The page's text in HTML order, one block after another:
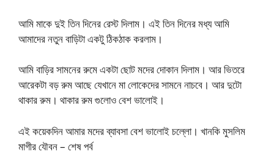
আমি মাকে দুই তিন দিনের রেস্ট দিলাম। এই তিন দিনের মধ্য আমি
আমাদের নতুন বাড়িটা একটু ঠিকঠাক করলাম।
আমি বাড়ির সামনের রুমে একটা ছোট মদের দোকান দিলাম। আর ভিতরে
আরেকটা বড় রুম আছে যেখানে মা লোকেদের সামনে নাচবে। আর দুটো
থাকার রুম। থাকার রুম গুলোও বেশ ভালোই।
এই কয়েকদিন আমার মদের ব্যাবসা বেশ ভালোই চল্লো। খানকি মুসলিম
মাগীর যৌবন – শেষ পর্ব